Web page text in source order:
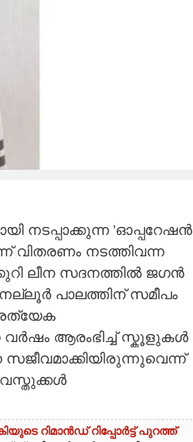
നടപ്പാക്കുന്ന 'ഓപ്പറേഷൻ
വിതരണം നടത്തിവന്ന
ലീന സദനത്തിൽ ജഗൻ
പാലത്തിന് സമീപം
ആരംഭിച്ച് സ്കൂളുകൾ
റിമാൻഡ് റിപ്പോർട്ട് പുറത്ത്